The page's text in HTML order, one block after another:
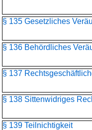
§ 135 Gesetzliches
§ 136 Behördliches
§ 137
§ 138 Sittenwidriges
§ 139 Teilnichtigkeit